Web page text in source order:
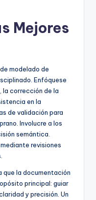
Mejores
modelado de
Enfóquese
la corrección de la
en la
de validación para
Involucre a los
semántica.
revisiones
la documentación
principal: guiar
y precisión. Un